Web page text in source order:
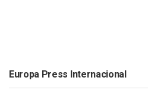
Europa Press Internacional